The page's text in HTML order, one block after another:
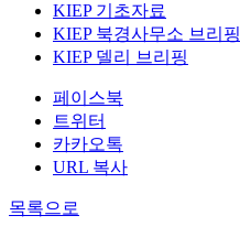
KIEP 기초자료
KIEP 북경사무소 브리핑
KIEP 델리 브리핑
페이스북
트위터
카카오톡
URL 복사
목록으로